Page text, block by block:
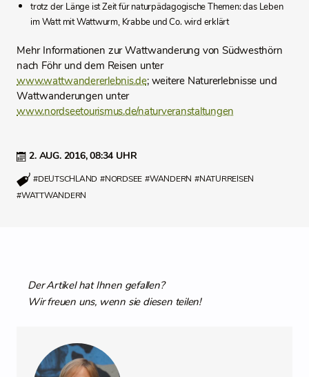
2. AUG. 2016,08:34 UHR
#DEUTSCHLAND #NORDSEE #WANDERN #NATURREISEN
#WATTWANDERN
trotz der Länge ist Zeit für naturpädagogische Themen: das Leben
im Watt mit Wattwurm, Krabbe und Co. wird erklärt
Mehr Informationen zur Wattwanderung von Südwesthörn
nach Föhr und dem Reisen unter
www.wattwandererlebnis.de; weitere Naturerlebnisse und
Wattwanderungen unter
www.nordseetourismus.de/naturveranstaltungen
Der Artikel hat Ihnen gefallen?
Wir freuen uns, wenn sie diesen teilen!